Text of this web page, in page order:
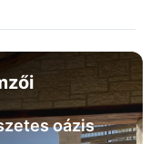
oázis